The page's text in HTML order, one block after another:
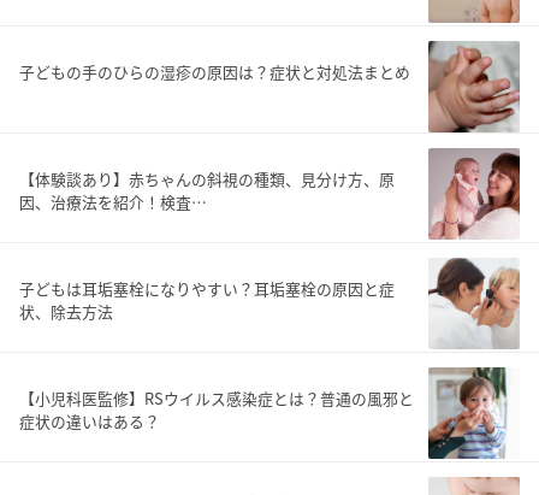
子どもの手のひらの湿疹の原因は？症状と対処法まとめ
【体験談あり】赤ちゃんの斜視の種類、見分け方、原
因、治療法を紹介！検査…
子どもは耳垢塞栓になりやすい？耳垢塞栓の原因と症
状、除去方法
【小児科医監修】RSウイルス感染症とは？普通の風邪と
症状の違いはある？